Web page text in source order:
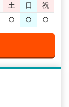
土 日
祝
○ ○ ○